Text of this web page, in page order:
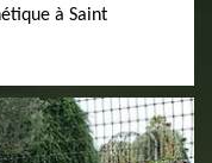
à Saint